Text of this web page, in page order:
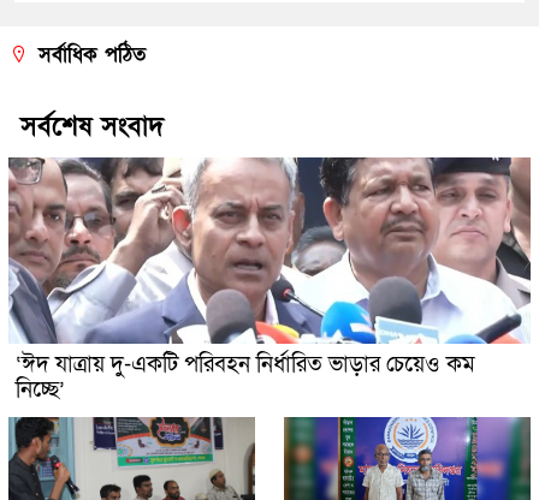
সর্বাধিক পঠিত
সর্বশেষ সংবাদ
‘ঈদ যাত্রায় দু-একটি পরিবহন নির্ধারিত ভাড়ার চেয়েও কম
নিচ্ছে’